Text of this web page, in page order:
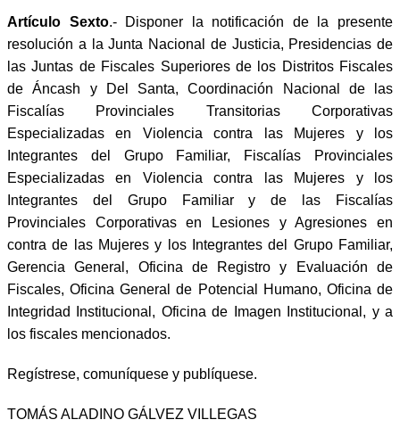
Artículo Sexto.- Disponer la notificación de la presente
resolución a la Junta Nacional de Justicia, Presidencias de
las Juntas de Fiscales Superiores de los Distritos Fiscales
de Áncash y Del Santa, Coordinación Nacional de las
Fiscalías Provinciales Transitorias Corporativas
Especializadas en Violencia contra las Mujeres y los
Integrantes del Grupo Familiar, Fiscalías Provinciales
Especializadas en Violencia contra las Mujeres y los
Integrantes del Grupo Familiar y de las Fiscalías
Provinciales Corporativas en Lesiones y Agresiones en
contra de las Mujeres y los Integrantes del Grupo Familiar,
Gerencia General, Oficina de Registro y Evaluación de
Fiscales, Oficina General de Potencial Humano, Oficina de
Integridad Institucional, Oficina de Imagen Institucional, y a
los fiscales mencionados.
Regístrese, comuníquese y publíquese.
TOMÁS ALADINO GÁLVEZ VILLEGAS